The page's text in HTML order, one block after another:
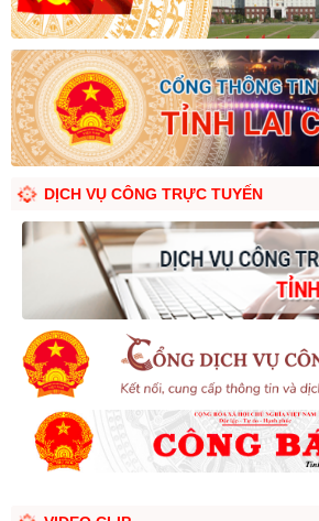
DỊCH VỤ CÔNG TRỰC TUYẾN